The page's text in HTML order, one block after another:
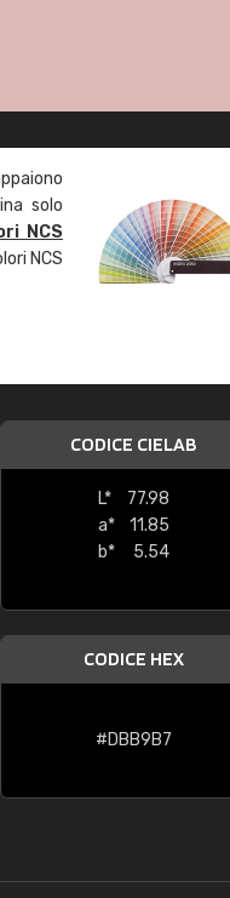
solo
NCS
NCS
CODICE CIELAB
L*
77.98
a*
11.85
b*
5.54
CODICE HEX
#DBB9B7